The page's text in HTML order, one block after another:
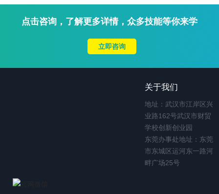
点击咨询，了解更多详情，众多技能等你来学
立即咨询
关于我们
地址：武汉市江岸区兴
业路162号武汉市财贸
学校创新创业园
东莞办事处地址：东莞
市东城区运河东一路河
畔广场25号